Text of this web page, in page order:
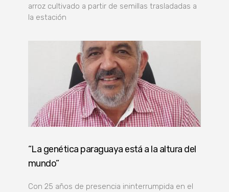
arroz cultivado a partir de semillas trasladadas a
la estación
“La genética paraguaya está a la altura del
mundo”
Con 25 años de presencia ininterrumpida en el